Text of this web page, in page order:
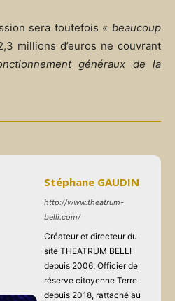
sera toutefois « beaucoup
millions d’euros ne couvrant
généraux de la
Stéphane GAUDIN
http://www.theatrum-
belli.com/
Créateur et directeur du
site THEATRUM BELLI
depuis 2006. Officier de
réserve citoyenne Terre
depuis 2018, rattaché au